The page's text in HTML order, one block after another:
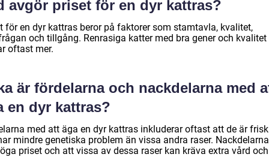
avgör priset för en dyr kattras?
för en dyr kattras beror på faktorer som stamtavla, kvalitet,
och tillgång. Renrasiga katter med bra gener och kvalitet
oftast mer.
är fördelarna och nackdelarna med
en dyr kattras?
med att äga en dyr kattras inkluderar oftast att de är
mindre genetiska problem än vissa andra raser.
priset och att vissa av dessa raser kan kräva extra vård och